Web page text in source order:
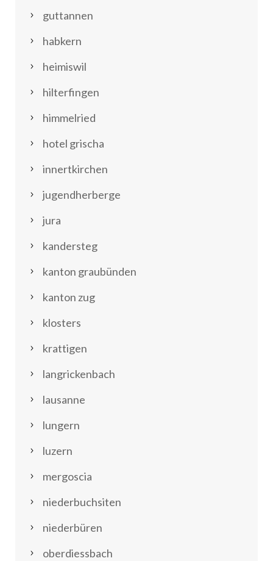
guttannen
habkern
heimiswil
hilterfingen
himmelried
hotel grischa
innertkirchen
jugendherberge
jura
kandersteg
kanton graubünden
kanton zug
klosters
krattigen
langrickenbach
lausanne
lungern
luzern
mergoscia
niederbuchsiten
niederbüren
oberdiessbach